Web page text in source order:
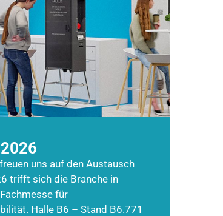
uns auf den Austausch
trifft sich die Branche in
für
Halle B6 – Stand B6.771